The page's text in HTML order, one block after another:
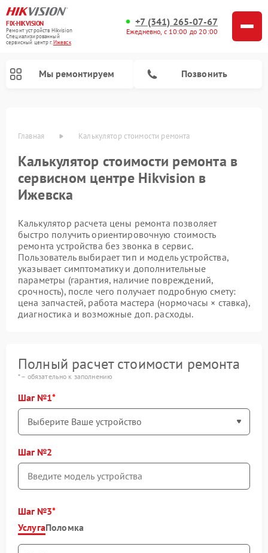
FIX-HIKVISION
Ремонт устройств Hikvision
Специализированный
cервисный центр г.Ижевск
+7 (341) 265-07-67
Ежедневно, с 10:00 до 20:00
Мы ремонтируем Позвонить
Главная Калькулятор стоимости ремонта
Калькулятор стоимости ремонта в
сервисном центре Hikvision в
Ижевска
Калькулятор расчета цены ремонта позволяет
быстро получить ориентировочную стоимость
ремонта устройства без звонка в сервис.
Пользователь выбирает тип и модель устройства,
указывает симптоматику и дополнительные
параметры (гарантия, наличие повреждений,
срочность), после чего получает подробную смету:
цена запчастей, работа мастера (нормочасы × ставка),
диагностика и возможные доп. расходы.
Полный расчет стоимости ремонта
* – обязательно к заполнению
Шаг №1
Шаг №2
Шаг №3
УслугаПоломка